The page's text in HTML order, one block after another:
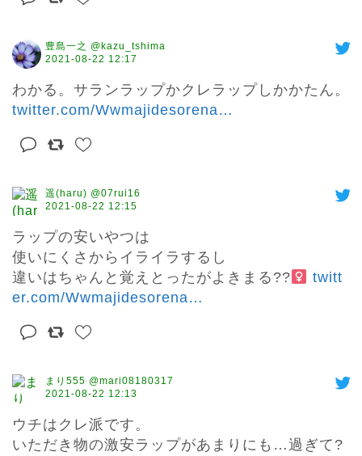
豊島一之 @kazu_tshima
2021-08-22 12:17
twitter.com/Wwmajidesorena…
遥(haru) @07rui16
2021-08-22 12:15
ラップの安いやつは
使いにくさからイライラするし
違いはちゃんと覚えとったがよきまる??‍
twitt
er.com/Wwmajidesorena…
まり555 @mari08180317
2021-08-22 12:13
ウチはクレ派です。
いただき物の激安ラップがあまりにも…過ぎて?